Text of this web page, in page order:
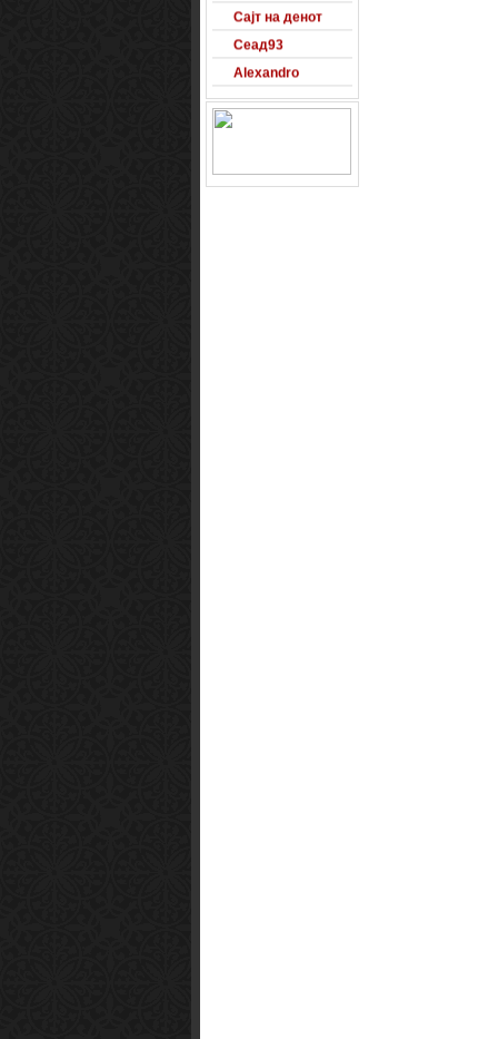
Сајт на денот
Сеад93
Alexandro
Macedonia
Macedinian Top